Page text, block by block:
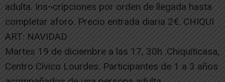
adulta. Ins¬cripciones por orden de llegada hasta
completar aforo. Precio entrada diaria 2€. CHIQUI
ART: NAVIDAD
Martes 19 de diciembre a las 17, 30h .Chiquiticasa,
Centro Cívico Lourdes. Participantes de 1 a 3 años